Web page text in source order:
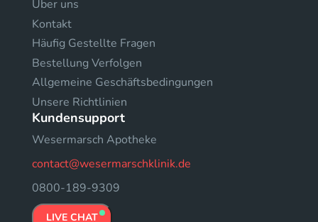
Uber uns
Kontakt
Häufig Gestellte Fragen
Bestellung Verfolgen
Allgemeine Geschäftsbedingungen
Unsere Richtlinien
Kundensupport
Wesermarsch Apotheke
contact@wesermarschklinik.de
0800-189-9309
LIVE CHAT